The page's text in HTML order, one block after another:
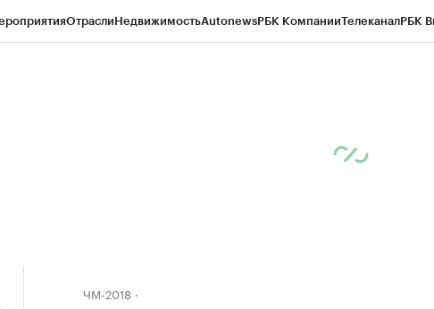
ОтраслиНедвижимостьAutonewsРБК КомпанииТелеканалРБК
ЧМ-2018